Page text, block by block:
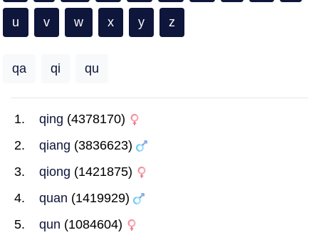
u v w x y z
qa qi qu
qing (4378170)
qiang (3836623)
qiong (1421875)
quan (1419929)
qun (1084604)